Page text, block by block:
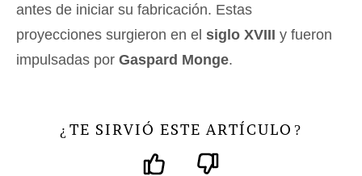
antes de iniciar su fabricación. Estas
proyecciones surgieron en el siglo XVIII y fueron
impulsadas por Gaspard Monge.
¿ TE SIRVIÓ ESTE ARTÍCULO ?